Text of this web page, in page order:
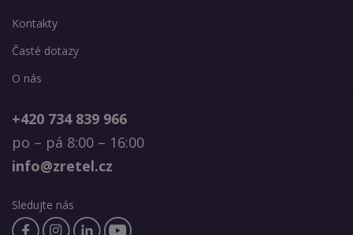
Kontakty
Časté dotazy
O nás
+420 734 839 966
po – pá 8:00 – 16:00
info@zretel.cz
Sledujte nás